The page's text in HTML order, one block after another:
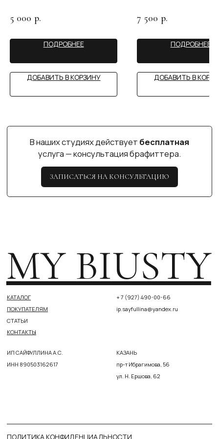
5 000 р.
ПОДРОБНЕЕ
ДОБАВИТЬ В КОРЗИНУ
7 500 р.
ПОДРОБНЕЕ
ДОБАВИТЬ В